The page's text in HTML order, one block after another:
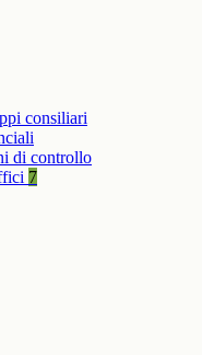
consiliari
di controllo
7